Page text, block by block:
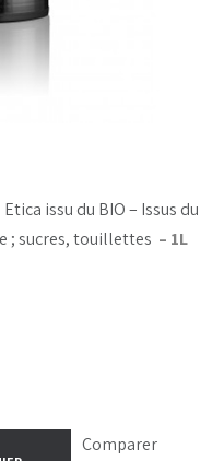
issu du BIO – Issus du
; sucres, touillettes – 1L
Comparer